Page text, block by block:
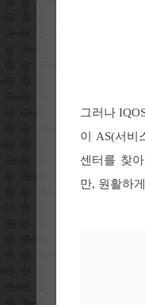
그러나
이 AS(서비
센터를 찾
만, 원활하